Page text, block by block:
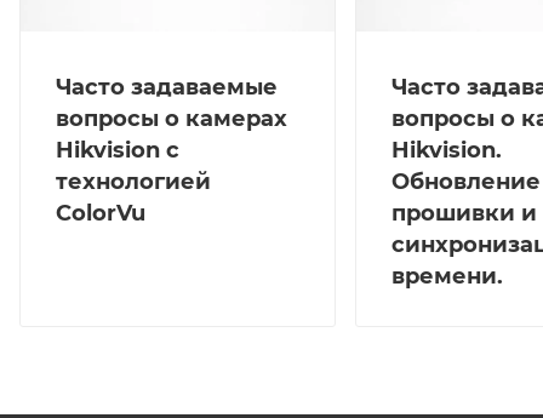
Часто задаваемые
вопросы о камерах
Hikvision с
технологией
ColorVu
Часто
вопросы о
Hikvision.
Обновление
прошивки и
времени.